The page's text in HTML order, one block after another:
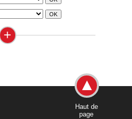
+
Haut de
page